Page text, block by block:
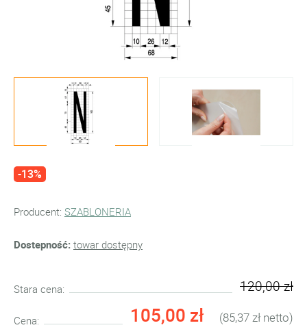
-13%
Producent: SZABLONERIA
Dostepność: towar dostępny
Stara cena: 120,00 zł
Cena: 105,00 zł (85,37 zł netto)